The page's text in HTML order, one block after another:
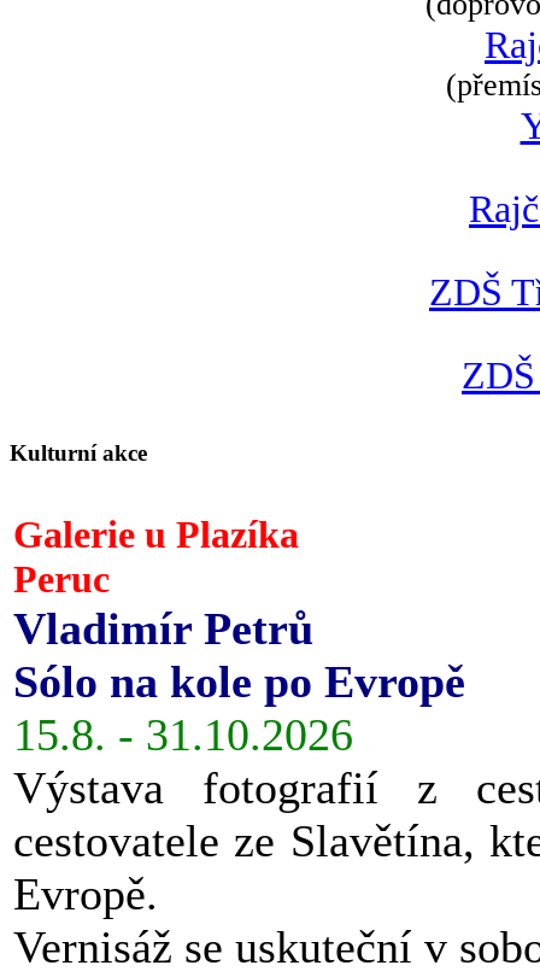
ZDŠ
Kulturní akce
Galerie u Plazíka
Peruc
Vladimír Petrů
Sólo na kole po Evropě
15.8. - 31.10.2026
Výstava fotografií z
cestovatele ze Slavětína,
Evropě.
Vernisáž se uskuteční v